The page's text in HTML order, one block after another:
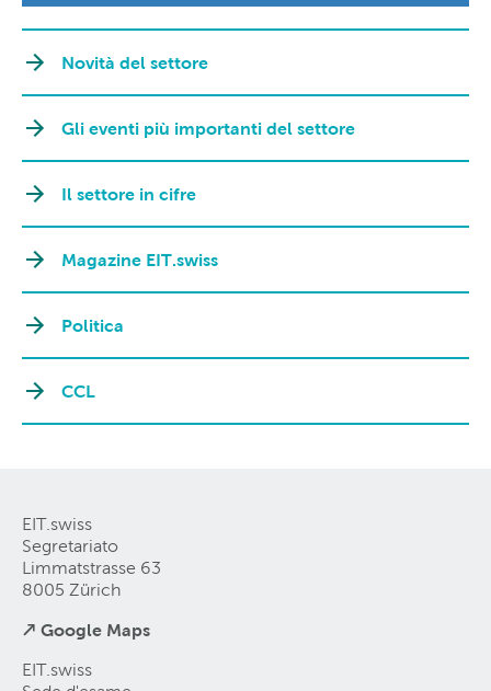
Novità del settore
Gli eventi più importanti del settore
Il settore in cifre
Magazine EIT.swiss
Politica
CCL
EIT.swiss
Segretariato
Limmatstrasse 63
8005 Zürich
↗ Google Maps
EIT.swiss